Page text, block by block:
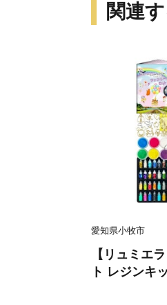
関連
愛知県小牧市
【リュミエ
ト レジンキ
フト アクセ